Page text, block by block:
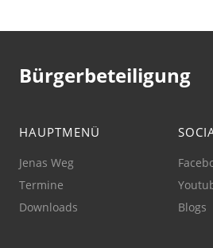
Bürgerbeteiligung
HAUPTMENÜ
Jenas Weg
Termine
Downloads
Blogs